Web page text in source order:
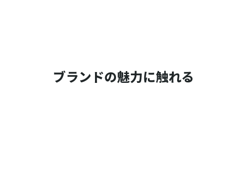
ブランドの魅力に触れる